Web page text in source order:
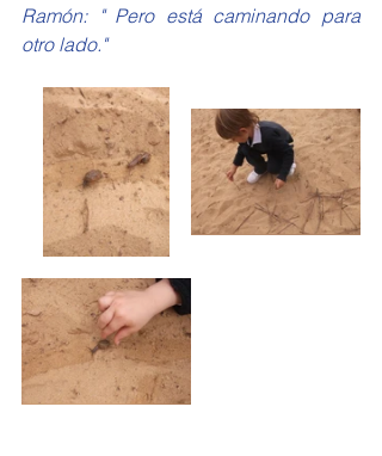
Ramón: " Pero está caminando para
otro lado."